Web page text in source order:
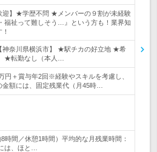
迎】★学歴不問 ★メンバーの９割が未経験
福祉って難しそう…』という方も！業界知
神奈川県横浜市】 ★駅チカの好立地 ★希
★転勤なし（本人…
円＋賞与年2回※経験やスキルを考慮し、
額には、固定残業代（月45時…
時間／休憩1時間）平均的な月残業時間：
は、ほと…